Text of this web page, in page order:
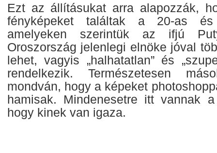
Ezt az állításukat arra alapozzák,
fényképeket találtak a 20-as
amelyeken szerintük az ifjú
Oroszország jelenlegi elnöke jóval
lehet, vagyis „halhatatlan” és
rendelkezik. Természetesen
mondván, hogy a képeket
hamisak. Mindenesetre itt vannak
hogy kinek van igaza.